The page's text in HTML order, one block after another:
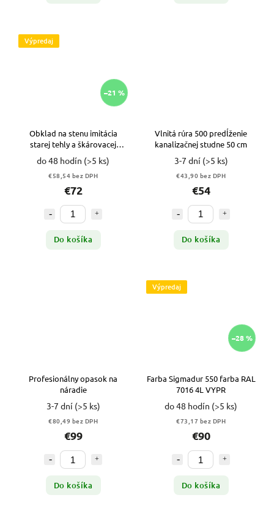
Výpredaj
–21 %
Obklad na stenu imitácia
starej tehly a škárovacej
hmoty 1 m2 VYPR
do 48 hodín (>5 ks)
€58,54 bez DPH
€72
Do košíka
Vlnitá rúra 500 predĺženie
kanalizačnej studne 50 cm
3-7 dní (>5 ks)
€43,90 bez DPH
€54
Do košíka
Profesionálny opasok na
náradie
3-7 dní (>5 ks)
€80,49 bez DPH
€99
Do košíka
Výpredaj
–28 %
Farba Sigmadur 550 farba RAL
7016 4L VYPR
do 48 hodín (>5 ks)
€73,17 bez DPH
€90
Do košíka